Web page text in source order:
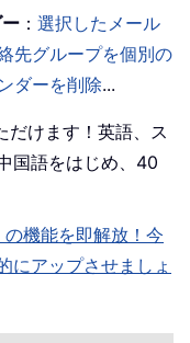
：選択したメール
先グループを個別の
ダーを削除...
だけます！英語、ス
国語をはじめ、40
機能を即解放！今
にアップさせましょ